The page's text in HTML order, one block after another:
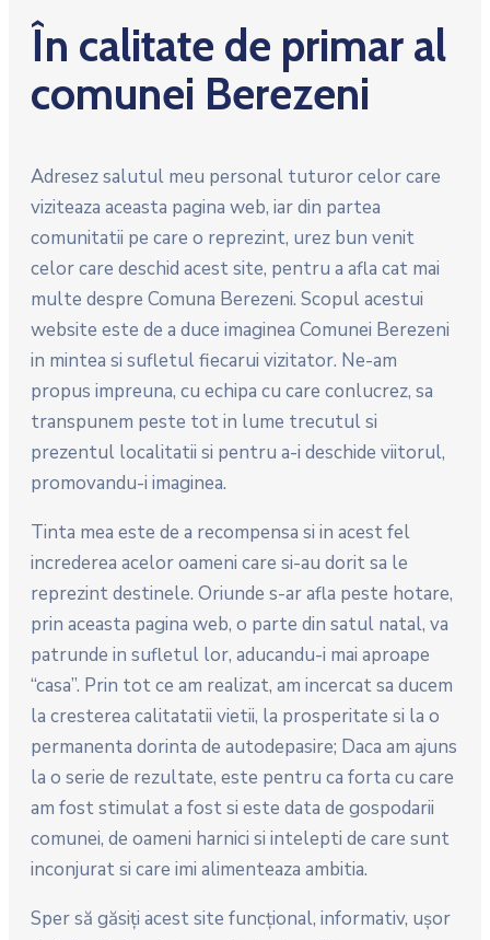
În calitate de primar al
comunei Berezeni
Adresez salutul meu personal tuturor celor care
viziteaza aceasta pagina web, iar din partea
comunitatii pe care o reprezint, urez bun venit
celor care deschid acest site, pentru a afla cat mai
multe despre Comuna Berezeni. Scopul acestui
website este de a duce imaginea Comunei Berezeni
in mintea si sufletul fiecarui vizitator. Ne-am
propus impreuna, cu echipa cu care conlucrez, sa
transpunem peste tot in lume trecutul si
prezentul localitatii si pentru a-i deschide viitorul,
promovandu-i imaginea.
Tinta mea este de a recompensa si in acest fel
increderea acelor oameni care si-au dorit sa le
reprezint destinele. Oriunde s-ar afla peste hotare,
prin aceasta pagina web, o parte din satul natal, va
patrunde in sufletul lor, aducandu-i mai aproape
“casa”. Prin tot ce am realizat, am incercat sa ducem
la cresterea calitatatii vietii, la prosperitate si la o
permanenta dorinta de autodepasire; Daca am ajuns
la o serie de rezultate, este pentru ca forta cu care
am fost stimulat a fost si este data de gospodarii
comunei, de oameni harnici si intelepti de care sunt
inconjurat si care imi alimenteaza ambitia.
Sper să găsiţi acest site funcţional, informativ, uşor